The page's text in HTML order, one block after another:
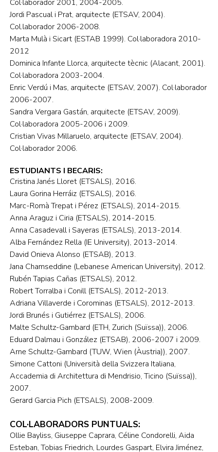
Col·laborador 2001, 2004-2005.
Jordi Pascual i Prat, arquitecte (ETSAV, 2004).
Col.laborador 2006-2008.
Marta Mulà i Sicart (ESTAB 1999). Col·laboradora 2010-
2012
Dominica Infante Llorca, arquitecte tècnic (Alacant, 2001).
Col·laboradora 2003-2004.
Enric Verdú i Mas, arquitecte (ETSAV, 2007). Col·laborador
2006-2007.
Sandra Vergara Gastán, arquitecte (ETSAV, 2009).
Col·laboradora 2005-2006 i 2009.
Cristian Vivas Millaruelo, arquitecte (ETSAV, 2004).
Col·laborador 2006.
ESTUDIANTS I BECARIS:
Cristina Janés Lloret (ETSALS), 2016.
Laura Gorina Herráiz (ETSALS), 2016.
Marc-Romà Trepat i Pérez (ETSALS), 2014-2015.
Anna Araguz i Ciria (ETSALS), 2014-2015.
Anna Casadevall i Sayeras (ETSALS), 2013-2014.
Alba Fernández Rella (IE University), 2013-2014.
David Onieva Alonso (ETSAB), 2013.
Jana Chamseddine (Lebanese American University), 2012.
Rubén Tapias Cañas (ETSALS), 2012.
Robert Torralba i Conill (ETSALS), 2012-2013.
Adriana Villaverde i Corominas (ETSALS), 2012-2013.
Jordi Brunés i Gutiérrez (ETSALS), 2006.
Malte Schultz-Gambard (ETH, Zurich (Suïssa)), 2006.
Eduard Dalmau i González (ETSAB), 2006-2007 i 2009.
Arne Schultz-Gambard (TUW, Wien (Àustria)), 2007.
Simone Cattoni (Università della Svizzera Italiana,
Accademia di Architettura di Mendrisio, Ticino (Suïssa)),
2007.
Gerard Garcia Pich (ETSALS), 2008-2009.
COL·LABORADORS PUNTUALS:
Ollie Bayliss, Giuseppe Caprara, Céline Condorelli, Aida
Esteban, Tobias Friedrich, Lourdes Gaspart, Elvira Jiménez,